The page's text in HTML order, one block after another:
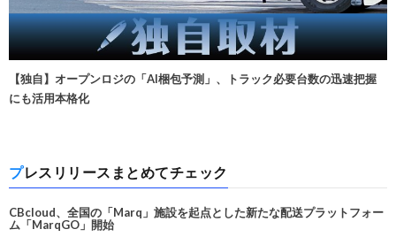
【独自】オープンロジの「AI梱包予測」、トラック必要台数の迅速把握
にも活用本格化
プレスリリースまとめてチェック
CBcloud、全国の「Marq」施設を起点とした新たな配送プラットフォー
ム「MarqGO」開始